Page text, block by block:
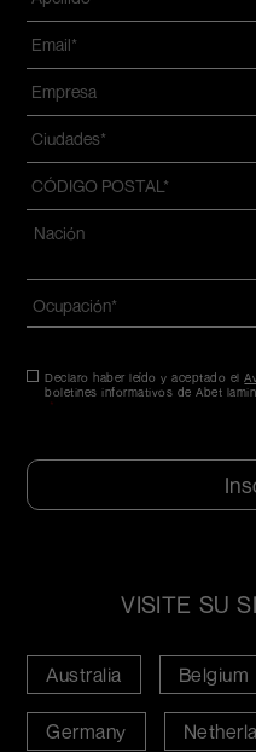
Email
Azienda
Ciudades
CÓDIGO
POSTAL
*
Dirección
Nazione*
Consentimiento *
Declaro haber leído y aceptado el
boletines informativos de Abet
*
VISITE SU
Australia Belgium
Germany